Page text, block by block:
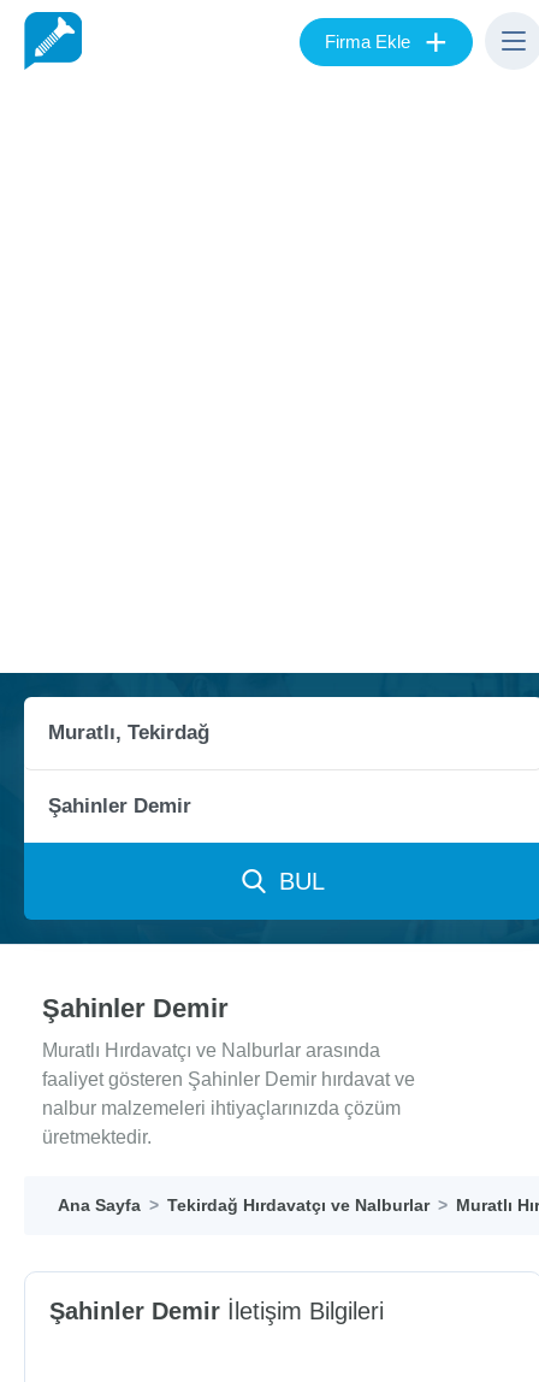
Firma Ekle +
BUL
Şahinler Demir
Muratlı Hırdavatçı ve Nalburlar arasında
faaliyet gösteren Şahinler Demir hırdavat ve
nalbur malzemeleri ihtiyaçlarınızda çözüm
üretmektedir.
Ana Sayfa Tekirdağ Hırdavatçı ve Nalburlar Muratlı
Şahinler Demir İletişim Bilgileri